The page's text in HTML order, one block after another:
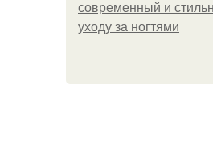
современный и
уходу за ногтями